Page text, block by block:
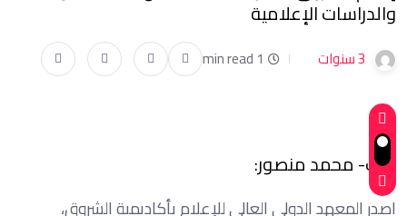
والدراسات الإعلامية
3 سنوات 1 min read
كتب- محمد منصور:
اصدر المعهد الدولي العالي للإعلام بأكاديمية الشروق،